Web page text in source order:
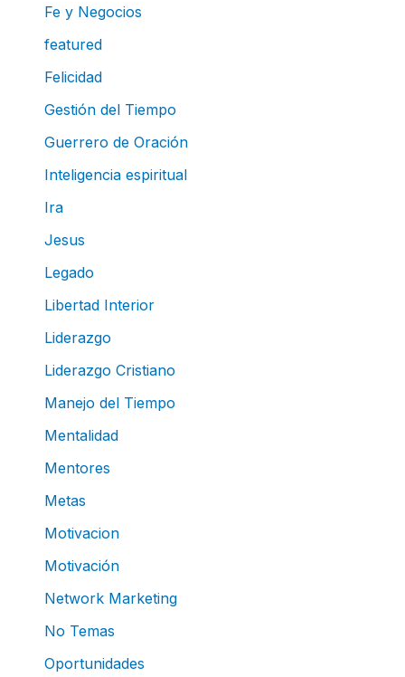
Fe y Negocios
featured
Felicidad
Gestión del Tiempo
Guerrero de Oración
Inteligencia espiritual
Ira
Jesus
Legado
Libertad Interior
Liderazgo
Liderazgo Cristiano
Manejo del Tiempo
Mentalidad
Mentores
Metas
Motivacion
Motivación
Network Marketing
No Temas
Oportunidades